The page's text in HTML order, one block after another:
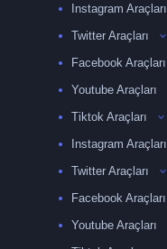
Instagram Araçları
Twitter Araçları
Facebook Araçları
Youtube Araçları
Tiktok Araçları
Instagram Araçları
Twitter Araçları
Facebook Araçları
Youtube Araçları